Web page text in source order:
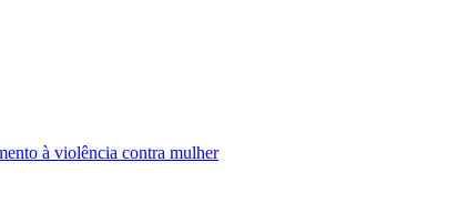
à violência contra mulher